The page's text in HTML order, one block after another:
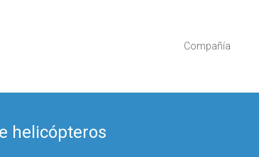
Compañía
helicópteros